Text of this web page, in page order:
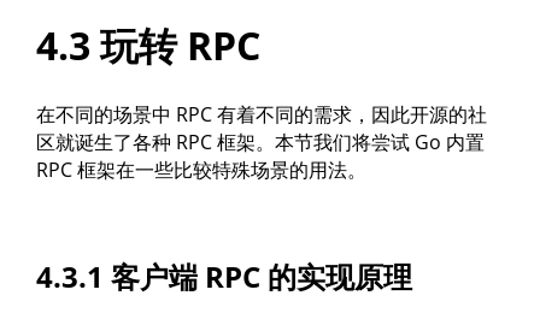
4.3 玩转 RPC
在不同的场景中 RPC 有着不同的需求，因此开源的社
区就诞生了各种 RPC 框架。本节我们将尝试 Go 内置
RPC 框架在一些比较特殊场景的用法。
4.3.1 客户端 RPC 的实现原理